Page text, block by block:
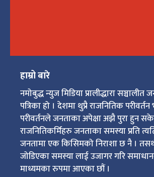
हाम्रो बारे
नमोबुद्ध न्युज मिडिया प्रालीद्धारा
पत्रिका हो । देशमा थुप्रै राजनितिक
परीवर्तनले जनताका अपेक्षा अझै पुरा हुन
राजनितिकर्मिहरु जनताका समस्या प्रति
जनतामा एक किसिमको निराशा छ नै ।
जोडिएका समस्या लाई उजागर गरि
माध्यमका रुपमा आएका छौं ।